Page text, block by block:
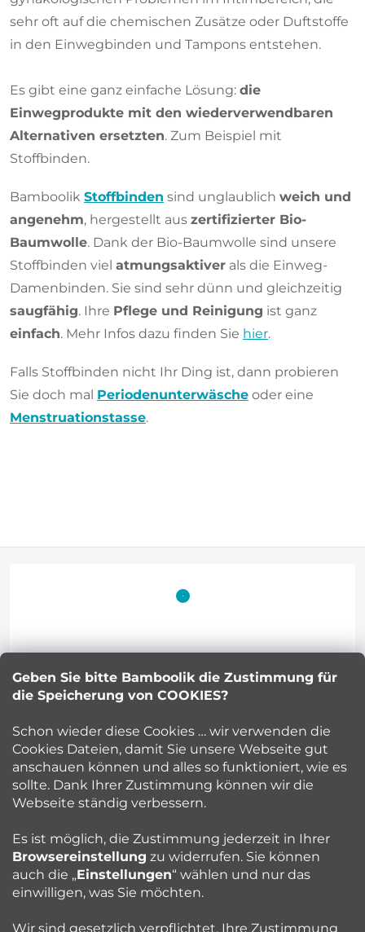
Geben Sie bitte Bamboolik die Zustimmung für
die Speicherung von COOKIES?
Schon wieder diese Cookies … wir verwenden die
Cookies Dateien, damit Sie unsere Webseite gut
anschauen können und alles so funktioniert, wie es
sollte. Dank Ihrer Zustimmung können wir die
Webseite ständig verbessern.
Es ist möglich, die Zustimmung jederzeit in Ihrer
Browsereinstellung zu widerrufen. Sie können
auch die „Einstellungen“ wählen und nur das
einwilligen, was Sie möchten.
Wir sind gesetzlich verpflichtet, Ihre Zustimmung
sehr oft auf die chemischen Zusätze oder Duftstoffe
in den Einwegbinden und Tampons entstehen.
Es gibt eine ganz einfache Lösung: die
Einwegprodukte mit den wiederverwendbaren
Alternativen ersetzten. Zum Beispiel mit
Stoffbinden.
Bamboolik Stoffbinden sind unglaublich weich und
angenehm, hergestellt aus zertifizierter Bio-
Baumwolle. Dank der Bio-Baumwolle sind unsere
Stoffbinden viel atmungsaktiver als die Einweg-
Damenbinden. Sie sind sehr dünn und gleichzeitig
saugfähig. Ihre Pflege und Reinigung ist ganz
einfach. Mehr Infos dazu finden Sie hier.
Falls Stoffbinden nicht Ihr Ding ist, dann probieren
Sie doch mal Periodenunterwäsche oder eine
Menstruationstasse.
z
e
eBamboolik
Kundenservice
Beratung
Petra Kuncova